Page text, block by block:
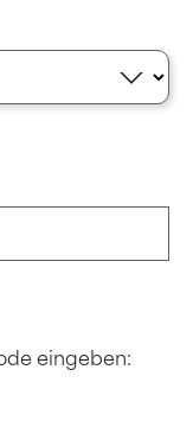
eingeben: